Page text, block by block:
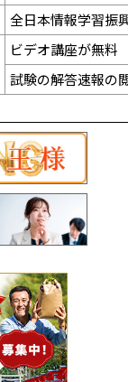
全日本情報学習振
ビデオ講座が無料
試験の解答速報の